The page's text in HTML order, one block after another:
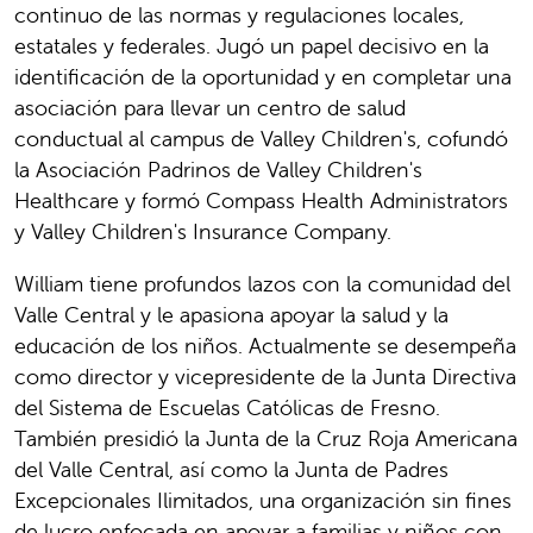
continuo de las normas y regulaciones locales,
estatales y federales. Jugó un papel decisivo en la
identificación de la oportunidad y en completar una
asociación para llevar un centro de salud
conductual al campus de Valley Children's, cofundó
la Asociación Padrinos de Valley Children's
Healthcare y formó Compass Health Administrators
y Valley Children's Insurance Company.
William tiene profundos lazos con la comunidad del
Valle Central y le apasiona apoyar la salud y la
educación de los niños. Actualmente se desempeña
como director y vicepresidente de la Junta Directiva
del Sistema de Escuelas Católicas de Fresno.
También presidió la Junta de la Cruz Roja Americana
del Valle Central, así como la Junta de Padres
Excepcionales Ilimitados, una organización sin fines